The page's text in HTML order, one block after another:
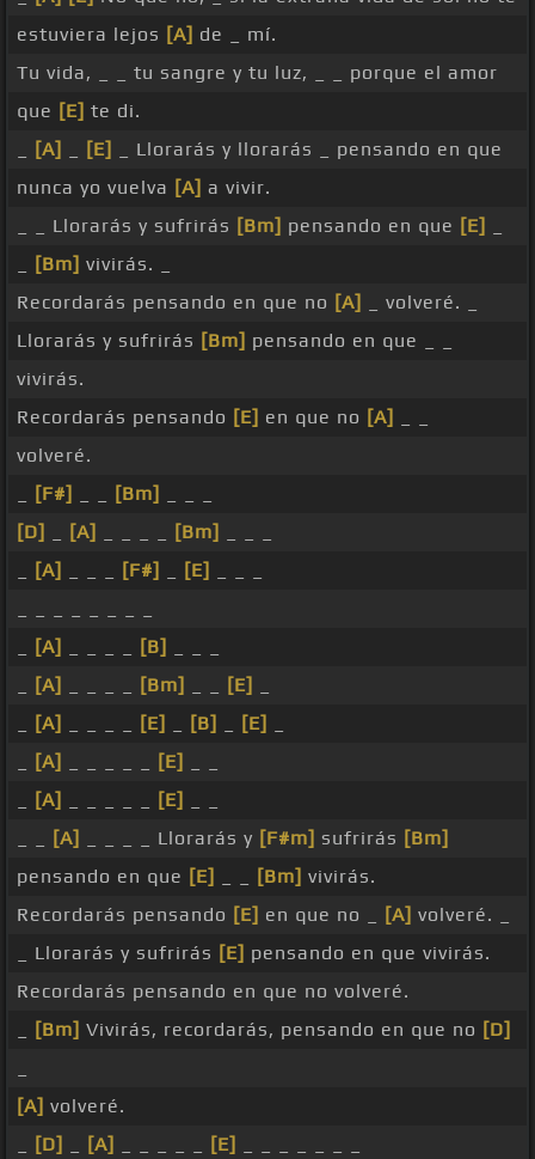
estuviera lejos [A] de _ mí.
Tu vida, _ _ tu sangre y tu luz, _ _ porque el amor
que [E] te di.
[A] [E]
_ Llorarás y llorarás _ pensando en que
nunca yo vuelva [A] a vivir.
_ _ Llorarás y sufrirás [Bm] pensando en que [E]
[Bm] vivirás. _
Recordarás pensando en que no [A]
_ volveré. _
Llorarás y sufrirás [Bm] pensando en que _ _
vivirás.
Recordarás pensando [E] en que no [A]
volveré.
[F#] [Bm]
[D]
[A] [Bm]
[A] [F#] [E]
[A] [B]
[A] [Bm] [E]
[A] [E] [B] [E]
[A] [E]
[A] [E]
[A] _ _ _ _ Llorarás y [F#m] sufrirás [Bm]
pensando en que [E] [Bm] vivirás.
Recordarás pensando [E] en que no _ [A] volveré. _
_ Llorarás y sufrirás [E] pensando en que vivirás.
Recordarás pensando en que no volveré.
[Bm] Vivirás, recordarás, pensando en que no [D]
[A] volveré.
[D] [A] [E]